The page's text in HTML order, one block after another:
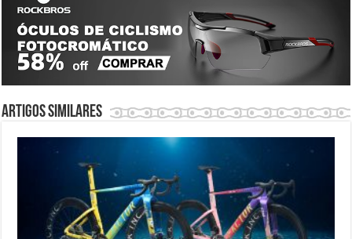
Artigos similares